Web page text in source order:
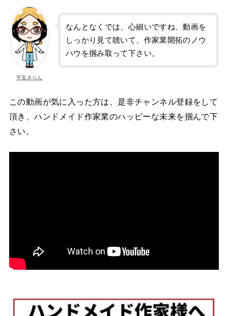
平安きりん
なんとなくでは、心細いですね、動画を
しっかり見て聴いて、作家業開拓のノウ
ハウを掴み取って下さい。
この動画が気に入った方は、是非チャンネル登録をして
頂き、ハンドメイド作家業のハッピーな未来を掴んで下
さい。